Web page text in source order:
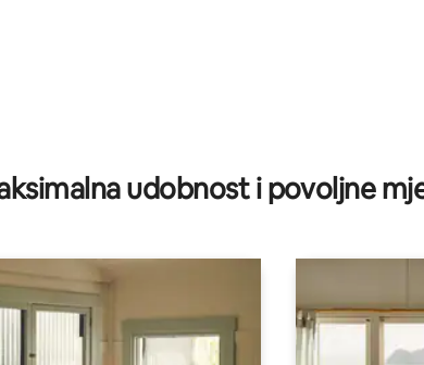
udobnost i povoljne